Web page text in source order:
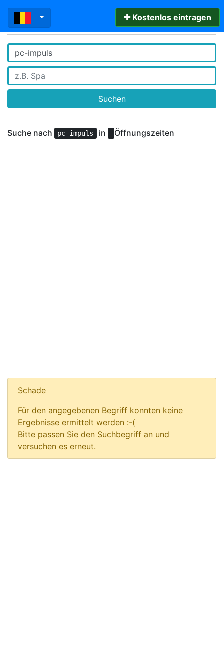
✚ Kostenlos eintragen
Suchen
Suche nach pc-impuls in Öffnungszeiten
Schade
Für den angegebenen Begriff konnten keine
Ergebnisse ermittelt werden :-(
Bitte passen Sie den Suchbegriff an und
versuchen es erneut.